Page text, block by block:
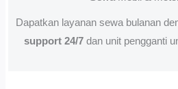
Dapatkan layanan sewa bulanan
support 24/7dan unit pengganti